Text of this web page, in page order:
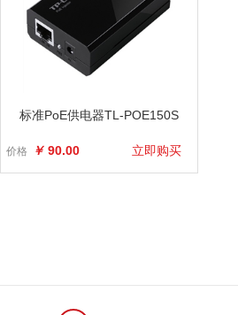
标准PoE供电器TL-POE150S
价格 ￥ 90.00 立即购买